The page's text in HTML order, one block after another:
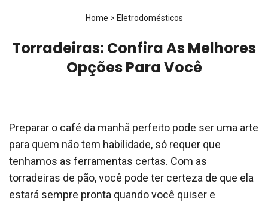
Home > Eletrodomésticos
Torradeiras: Confira As Melhores
Opções Para Você
Preparar o café da manhã perfeito pode ser uma arte
para quem não tem habilidade, só requer que
tenhamos as ferramentas certas. Com as
torradeiras de pão, você pode ter certeza de que ela
estará sempre pronta quando você quiser e